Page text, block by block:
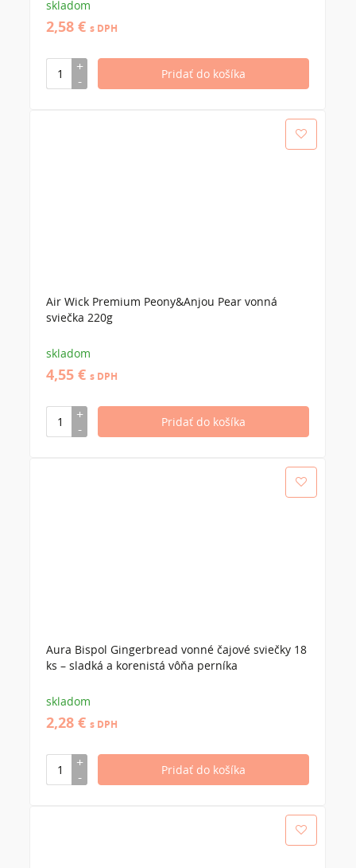
skladom
2,58 € s DPH
Air Wick Premium Peony&Anjou Pear vonná
sviečka 220g
skladom
4,55 € s DPH
Aura Bispol Gingerbread vonné čajové sviečky 18
ks – sladká a korenistá vôňa perníka
skladom
2,28 € s DPH